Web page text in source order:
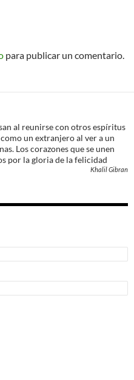
para publicar un comentario.
al reunirse con otros espíritus
un extranjero al ver a un
Los corazones que se unen
por la gloria de la felicidad
Khalil Gibran